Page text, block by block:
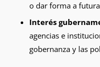
o dar forma a
Interés
agencias e
gobernanza y las